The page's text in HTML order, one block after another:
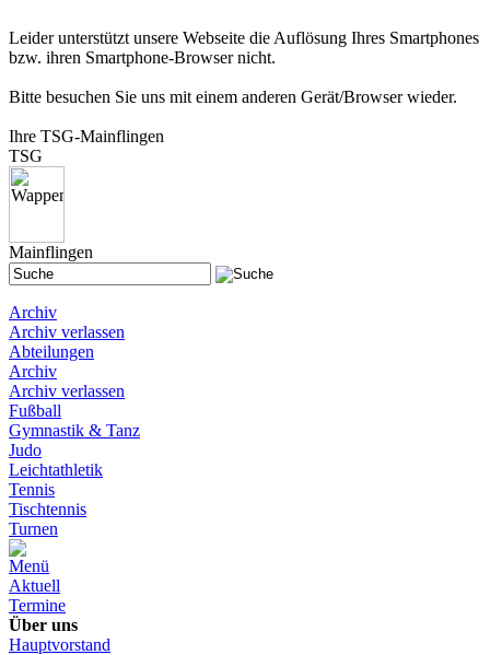
Leider unterstützt unsere Webseite die Auflösung Ihres Smartphones
bzw. ihren Smartphone-Browser nicht.
Bitte besuchen Sie uns mit einem anderen Gerät/Browser wieder.
Ihre TSG-Mainflingen
TSG
Mainflingen
Archiv
Archiv verlassen
Abteilungen
Archiv
Archiv verlassen
Fußball
Gymnastik & Tanz
Judo
Leichtathletik
Tennis
Tischtennis
Turnen
Menü
Aktuell
Termine
Über uns
Hauptvorstand